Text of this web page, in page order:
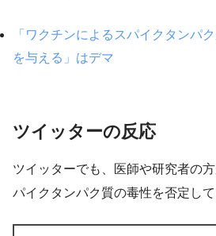
「ワクチンによるスパイクタンパ
を与える」はデマ
ツイッターの反応
ツイッターでも、医師や研究者の
パイクタンパク質の毒性を否定して